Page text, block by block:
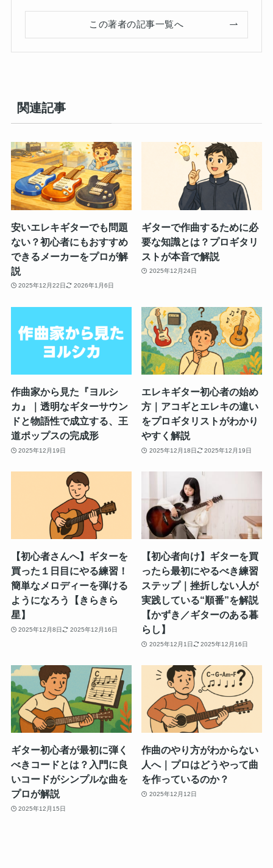
この著者の記事一覧へ
関連記事
安いエレキギターでも問題
ない？初心者にもおすすめ
できるメーカーをプロが解
説
2025年12月22日 2026年1月6日
ギターで作曲するために必
要な知識とは？プロギタリ
ストが本音で解説
2025年12月24日
作曲家から見た『ヨルシ
カ』｜透明なギターサウン
ドと物語性で成立する、王
道ポップスの完成形
2025年12月19日
エレキギター初心者の始め
方｜アコギとエレキの違い
をプロギタリストがわかり
やすく解説
2025年12月18日 2025年12月19日
【初心者さんへ】ギターを
買った１日目にやる練習！
簡単なメロディーを弾ける
ようになろう【きらきら
星】
2025年12月8日 2025年12月16日
【初心者向け】ギターを買
ったら最初にやるべき練習
ステップ｜挫折しない人が
実践している“順番”を解説
【かずき／ギターのある暮
らし】
2025年12月1日 2025年12月16日
ギター初心者が最初に弾く
べきコードとは？入門に良
いコードがシンプルな曲を
プロが解説
2025年12月15日
作曲のやり方がわからない
人へ｜プロはどうやって曲
を作っているのか？
2025年12月12日